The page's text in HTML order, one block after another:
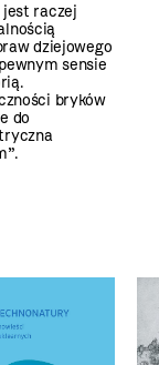
jest raczej
dziejowego
sensie
bryków
do